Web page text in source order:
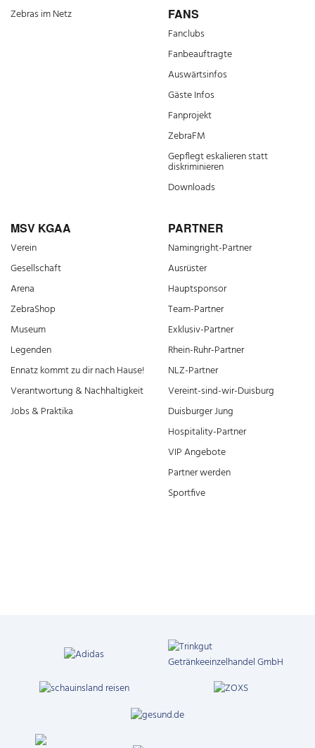
Zebras im Netz
FANS
Fanclubs
Fanbeauftragte
Auswärtsinfos
Gäste Infos
Fanprojekt
ZebraFM
Gepflegt eskalieren statt
diskriminieren
Downloads
MSV KGAA
Verein
Gesellschaft
Arena
ZebraShop
Museum
Legenden
Ennatz kommt zu dir nach Hause!
Verantwortung & Nachhaltigkeit
Jobs & Praktika
PARTNER
Namingright-Partner
Ausrüster
Hauptsponsor
Team-Partner
Exklusiv-Partner
Rhein-Ruhr-Partner
NLZ-Partner
Vereint-sind-wir-Duisburg
Duisburger Jung
Hospitality-Partner
VIP Angebote
Partner werden
Sportfive